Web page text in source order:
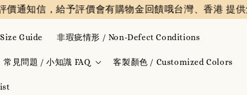
，給予評價會有購物金回饋哦台灣、香港 提供免運費✨️
Guide 非瑕疵情形 / Non-Defect Conditions
常見問題 / 小知識 FAQ 客製顏色 / Customized Colors